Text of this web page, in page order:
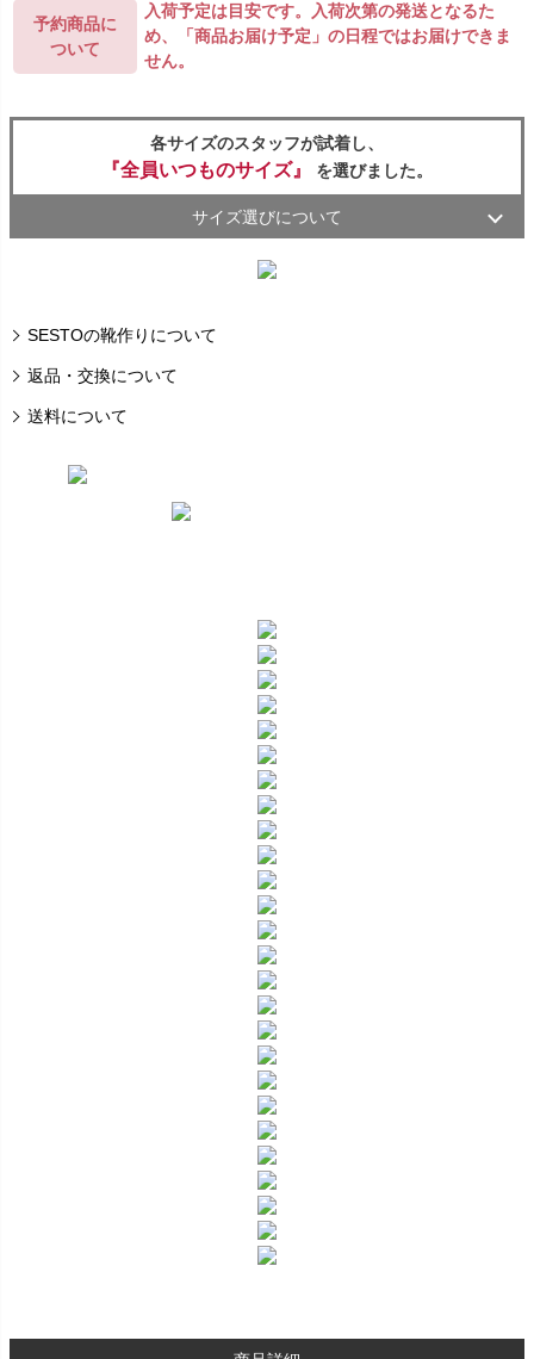
予約商品に
ついて
入荷予定は目安です。入荷次第の発送となるた
め、「商品お届け予定」の日程ではお届けできま
せん。
各サイズのスタッフが試着し、
『全員いつものサイズ』 を選びました。
サイズ選びについて
SESTOの靴作りについて
返品・交換について
送料について